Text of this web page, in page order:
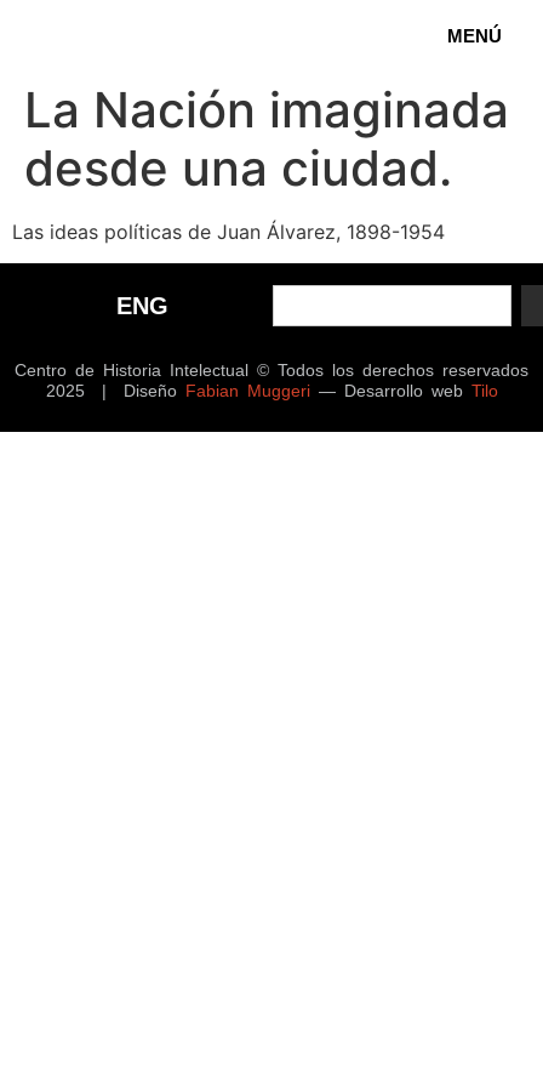
MENÚ
La Nación imaginada
desde una ciudad.
Las ideas políticas de Juan Álvarez, 1898-1954
ENG
Centro de Historia Intelectual © Todos los derechos reservados
2025 | Diseño Fabian Muggeri— Desarrollo web Tilo